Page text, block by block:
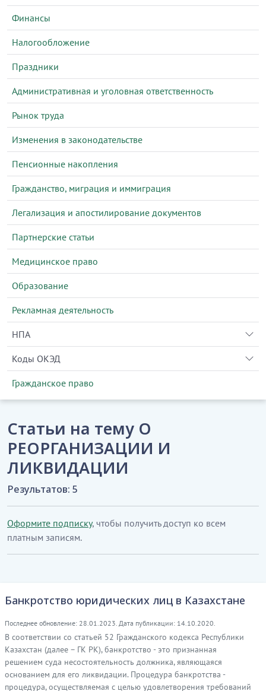
Финансы
Налогообложение
Праздники
Административная и уголовная ответственность
Рынок труда
Изменения в законодательстве
Пенсионные накопления
Гражданство, миграция и иммиграция
Легализация и апостилирование документов
Партнерские статьи
Медицинское право
Образование
Рекламная деятельность
НПА
Коды ОКЭД
Гражданское право
Статьи на тему О
РЕОРГАНИЗАЦИИ И
ЛИКВИДАЦИИ
Результатов: 5
Оформите подписку, чтобы получить доступ ко всем
платным записям.
Банкротство юридических лиц в Казахстане
Последнее обновление: 28.01.2023. Дата публикации: 14.10.2020.
В соответствии со статьей 52 Гражданского кодекса Республики
Казахстан (далее – ГК РК), банкротство - это признанная
решением суда несостоятельность должника, являющаяся
основанием для его ликвидации. Процедура банкротства -
процедура, осуществляемая с целью удовлетворения требований